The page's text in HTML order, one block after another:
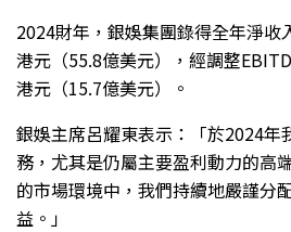
2024財年，銀娛集團錄得全年淨
港元（55.8億美元），經調整
港元（15.7億美元）。
銀娛主席呂耀東表示：「於2024年
務，尤其是仍屬主要盈利動力的高
的市場環境中，我們持續地嚴謹分
益。」